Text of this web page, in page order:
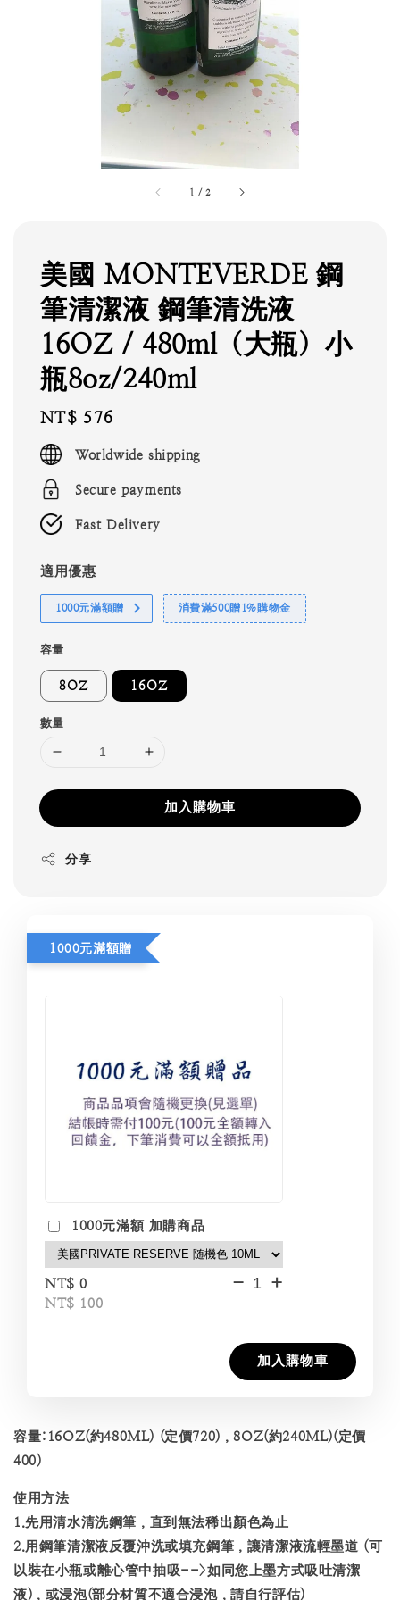
1 /2
美國 MONTEVERDE 鋼
筆清潔液 鋼筆清洗液
16OZ / 480ml（大瓶）小
瓶8oz/240ml
Regular
price
NT$ 576
Worldwide shipping
Secure payments
Fast Delivery
適用優惠
1000元滿額贈 消費滿500贈1%購物金
容量
8OZ 16OZ
數量
加入購物車
分享
1000元滿額贈
1000元滿額 加購商品
NT$ 0
NT$ 100
- +
加入購物車
容量:16OZ(約480ML) (定價720)，8OZ(約240ML)(定價
400)
使用方法
1.先用清水清洗鋼筆，直到無法稀出顏色為止
2.用鋼筆清潔液反覆沖洗或填充鋼筆，讓清潔液流輕墨道 (可
以裝在小瓶或離心管中抽吸-->如同您上墨方式吸吐清潔
液)，或浸泡(部分材質不適合浸泡，請自行評估)